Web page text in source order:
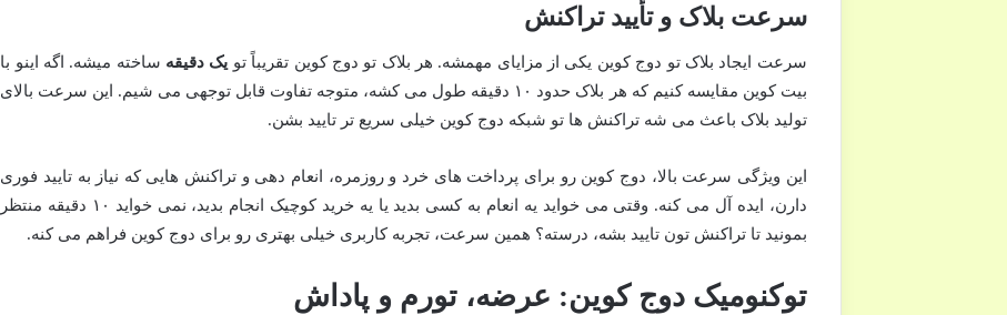
سرعت بلاک و تأیید تراکنش
سرعت ایجاد بلاک تو دوج کوین یکی از مزایای مهمشه. هر بلاک تو دوج کوین تقریباً تو یک دقیقه ساخته میشه. اگه اینو با
بیت کوین مقایسه کنیم که هر بلاک حدود ۱۰ دقیقه طول می کشه، متوجه تفاوت قابل توجهی می شیم. این سرعت بالای
تولید بلاک باعث می شه تراکنش ها تو شبکه دوج کوین خیلی سریع تر تایید بشن.
این ویژگی سرعت بالا، دوج کوین رو برای پرداخت های خرد و روزمره، انعام دهی و تراکنش هایی که نیاز به تایید فوری
دارن، ایده آل می کنه. وقتی می خواید یه انعام به کسی بدید یا یه خرید کوچیک انجام بدید، نمی خواید ۱۰ دقیقه منتظر
بمونید تا تراکنش تون تایید بشه، درسته؟ همین سرعت، تجربه کاربری خیلی بهتری رو برای دوج کوین فراهم می کنه.
توکنومیک دوج کوین: عرضه، تورم و پاداش